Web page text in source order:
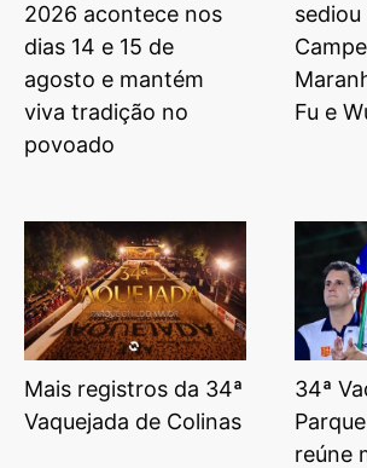
2026 acontece nos
dias 14 e 15 de
agosto e mantém
viva tradição no
povoado
sediou
Fu e
Mais registros da 34ª
Vaquejada de Colinas
34ª
reúne